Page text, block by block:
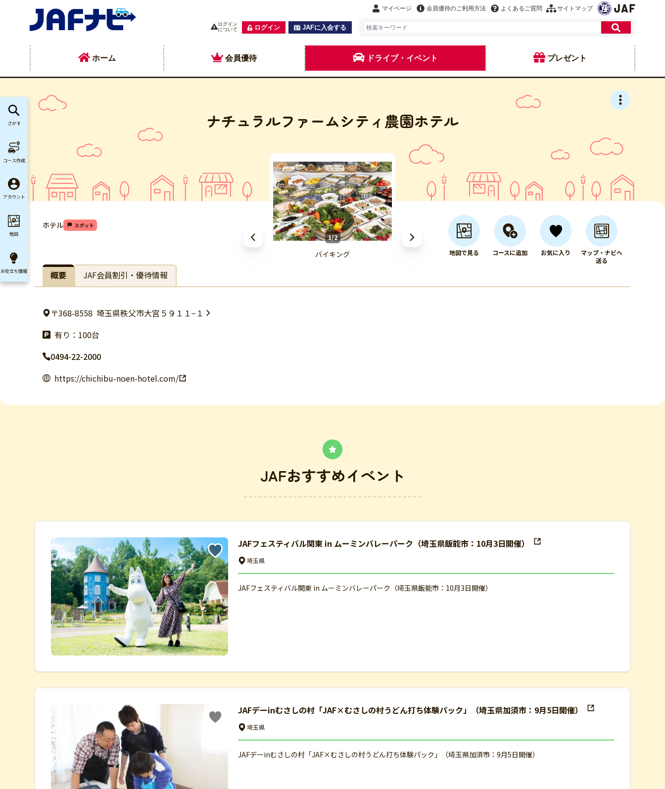
マイページ 会員優待のご利用方法 よくあるご質問 サイトマップ
ログイン
について
ログイン JAFに入会する
ホーム 会員優待 ドライブ・イベント プレゼント
ナチュラルファームシティ農園ホテル
1/2
バイキング
ホテル スポット
地図で見る コースに追加 お気に入り
マップ・ナビへ
送る
概要 JAF会員割引・優待情報
〒368-8558 埼玉県秩父市大宮５９１１−１
有り：100台
0494-22-2000
https://chichibu-noen-hotel.com/
JAFおすすめイベント
JAFフェスティバル関東 in ムーミンバレーパーク（埼玉県飯能市：10月3日開催）
埼玉県
JAFフェスティバル関東 in ムーミンバレーパーク（埼玉県飯能市：10月3日開催）
JAFデーinむさしの村「JAF×むさしの村うどん打ち体験パック」（埼玉県加須市：9月5日開催）
埼玉県
JAFデーinむさしの村「JAF×むさしの村うどん打ち体験パック」（埼玉県加須市：9月5日開催）
さがす
コース作成
アカウント
地図
お役立ち情報